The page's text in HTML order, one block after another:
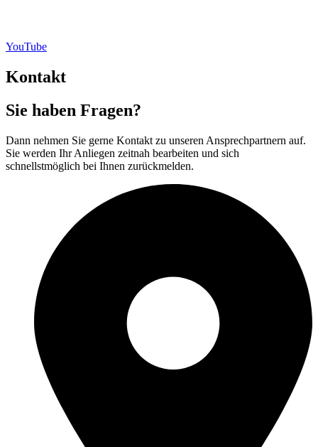
YouTube
Kontakt
Sie haben Fragen?
Dann nehmen Sie gerne Kontakt zu unseren Ansprechpartnern auf.
Sie werden Ihr Anliegen zeitnah bearbeiten und sich
schnellstmöglich bei Ihnen zurückmelden.